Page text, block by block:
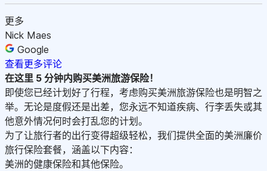
更多
Nick Maes
Google
查看更多评论
在这里 5 分钟内购买美洲旅游保险！
即使您已经计划好了行程，考虑购买美洲旅游保险也是明智之
举。无论是度假还是出差，您永远不知道疾病、行李丢失或其
他意外情况何时会打乱您的计划。
为了让旅行者的出行变得超级轻松，我们提供全面的美洲廉价
旅行保险套餐，涵盖以下内容：
美洲的健康保险和其他保险。